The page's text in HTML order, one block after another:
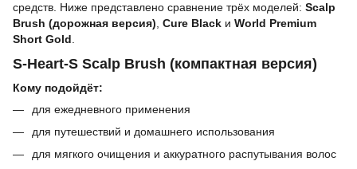
средств. Ниже представлено сравнение трёх моделей: Scalp
Brush (дорожная версия) Cure Black и World Premium
Short Gold
S-Heart-S Scalp Brush (компактная версия)
Кому подойдёт:
для ежедневного применения
для путешествий и домашнего использования
для мягкого очищения и аккуратного распутывания волос